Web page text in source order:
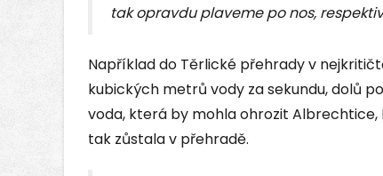
tak opravdu plaveme po nos,
Například do Těrlické přehrady v
kubických metrů vody za sekundu, dolů
voda, která by mohla ohrozit
tak zůstala v přehradě.